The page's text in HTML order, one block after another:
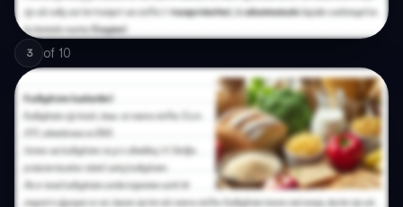
3 of 10